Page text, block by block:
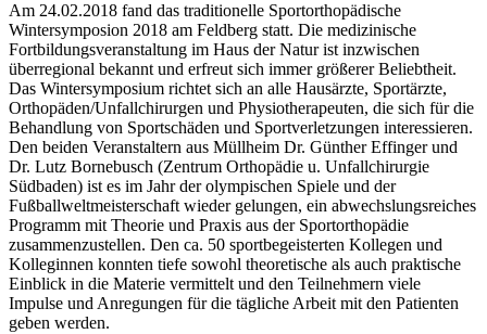
Am 24.02.2018 fand das traditionelle Sportorthopädische
Wintersymposion 2018 am Feldberg statt. Die medizinische
Fortbildungsveranstaltung im Haus der Natur ist inzwischen
überregional bekannt und erfreut sich immer größerer Beliebtheit.
Das Wintersymposium richtet sich an alle Hausärzte, Sportärzte,
Orthopäden/Unfallchirurgen und Physiotherapeuten, die sich für die
Behandlung von Sportschäden und Sportverletzungen interessieren.
Den beiden Veranstaltern aus Müllheim Dr. Günther Effinger und
Dr. Lutz Bornebusch (Zentrum Orthopädie u. Unfallchirurgie
Südbaden) ist es im Jahr der olympischen Spiele und der
Fußballweltmeisterschaft wieder gelungen, ein abwechslungsreiches
Programm mit Theorie und Praxis aus der Sportorthopädie
zusammenzustellen. Den ca. 50 sportbegeisterten Kollegen und
Kolleginnen konnten tiefe sowohl theoretische als auch praktische
Einblick in die Materie vermittelt und den Teilnehmern viele
Impulse und Anregungen für die tägliche Arbeit mit den Patienten
geben werden.